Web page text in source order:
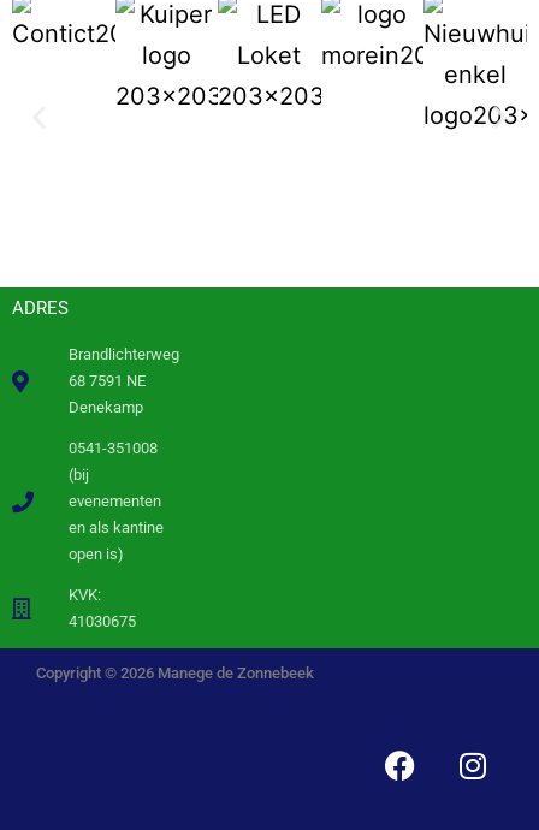
ADRES
Brandlichterweg
68 7591 NE
Denekamp
0541-351008
(bij
evenementen
en als kantine
open is)
KVK:
41030675
Copyright © 2026 Manege de Zonnebeek